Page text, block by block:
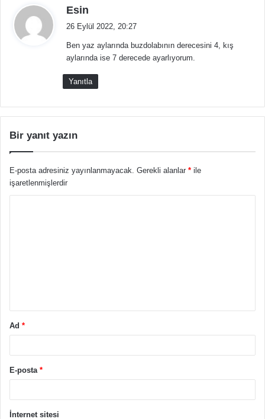
Esin
i
k
i
:
26 Eylül 2022, 20:27
Ben yaz aylarında buzdolabının derecesini 4, kış
aylarında ise 7 derecede ayarlıyorum.
Yanıtla
Bir yanıt yazın
E-posta adresiniz yayınlanmayacak. Gerekli alanlar * ile
işaretlenmişlerdir
Ad *
E-posta *
İnternet sitesi